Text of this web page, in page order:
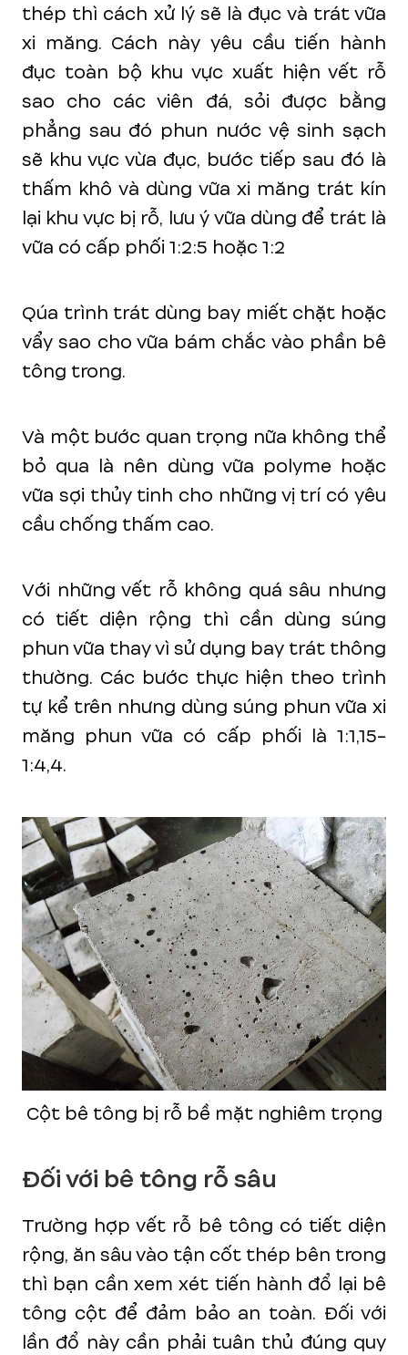
thép thì cách xử lý sẽ là đục và trát vữa
xi măng. Cách này yêu cầu tiến hành
đục toàn bộ khu vực xuất hiện vết rỗ
sao cho các viên đá, sỏi được bằng
phẳng sau đó phun nước vệ sinh sạch
sẽ khu vực vừa đục, bước tiếp sau đó là
thấm khô và dùng vữa xi măng trát kín
lại khu vực bị rỗ, lưu ý vữa dùng để trát là
vữa có cấp phối 1:2:5 hoặc 1:2
Qúa trình trát dùng bay miết chặt hoặc
vẩy sao cho vữa bám chắc vào phần bê
tông trong.
Và một bước quan trọng nữa không thể
bỏ qua là nên dùng vữa polyme hoặc
vữa sợi thủy tinh cho những vị trí có yêu
cầu chống thấm cao.
Với những vết rỗ không quá sâu nhưng
có tiết diện rộng thì cần dùng súng
phun vữa thay vì sử dụng bay trát thông
thường. Các bước thực hiện theo trình
tự kể trên nhưng dùng súng phun vữa xi
măng phun vữa có cấp phối là 1:1,15-
1:4,4.
Cột bê tông bị rỗ bề mặt nghiêm trọng
Đối với bê tông rỗ sâu
Trường hợp vết rỗ bê tông có tiết diện
rộng, ăn sâu vào tận cốt thép bên trong
thì bạn cần xem xét tiến hành đổ lại bê
tông cột để đảm bảo an toàn. Đối với
lần đổ này cần phải tuân thủ đúng quy